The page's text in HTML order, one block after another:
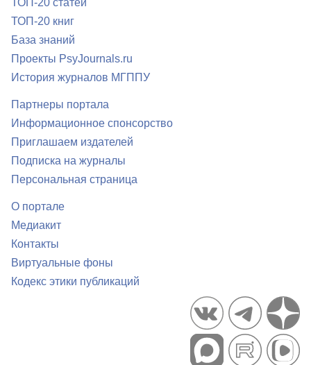
ТОП-20 статей
ТОП-20 книг
База знаний
Проекты PsyJournals.ru
История журналов МГППУ
Партнеры портала
Информационное спонсорство
Приглашаем издателей
Подписка на журналы
Персональная страница
О портале
Медиакит
Контакты
Виртуальные фоны
Кодекс этики публикаций